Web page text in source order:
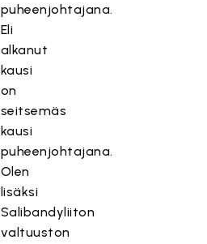
puheenjohtajana.
Eli
alkanut
kausi
on
seitsemäs
kausi
puheenjohtajana.
Olen
lisäksi
Salibandyliiton
valtuuston